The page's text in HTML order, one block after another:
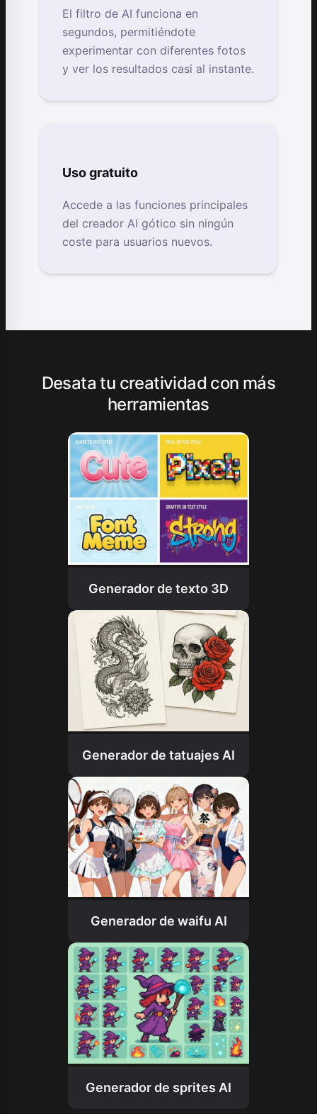
El filtro de AI funciona en
segundos, permitiéndote
experimentar con diferentes fotos
y ver los resultados casi al instante.
Uso gratuito
Accede a las funciones principales
del creador AI gótico sin ningún
coste para usuarios nuevos.
Desata tu creatividad con más
herramientas
Generador de texto 3D
Generador de tatuajes AI
Generador de waifu AI
Generador de sprites AI